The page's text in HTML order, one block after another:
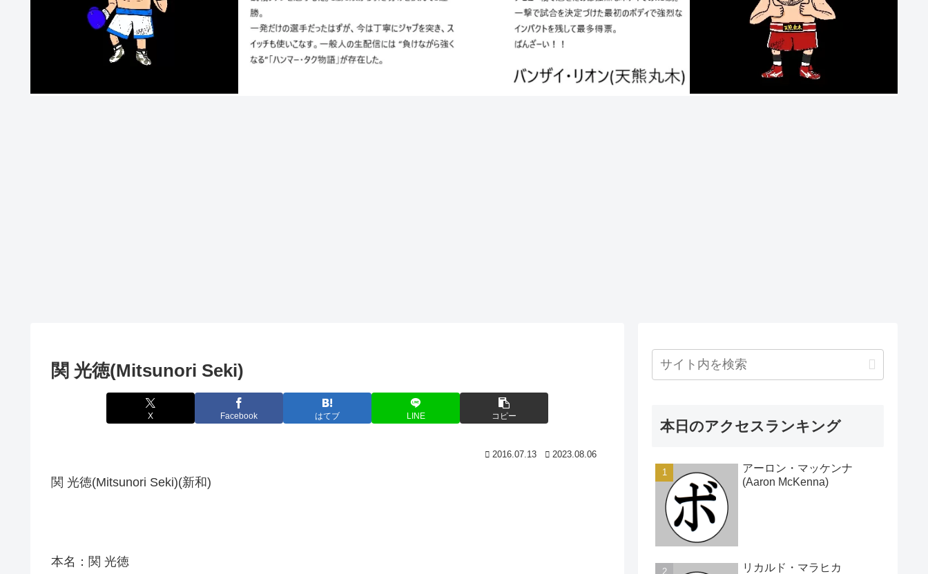
関 光徳(Mitsunori Seki)
X Facebook はてブ LINE コピー
2016.07.13 2023.08.06
関 光徳(Mitsunori Seki)(新和)
本名：関 光徳
本日のアクセスランキング
アーロン・マッケンナ
(Aaron McKenna)
リカルド・マラヒカ